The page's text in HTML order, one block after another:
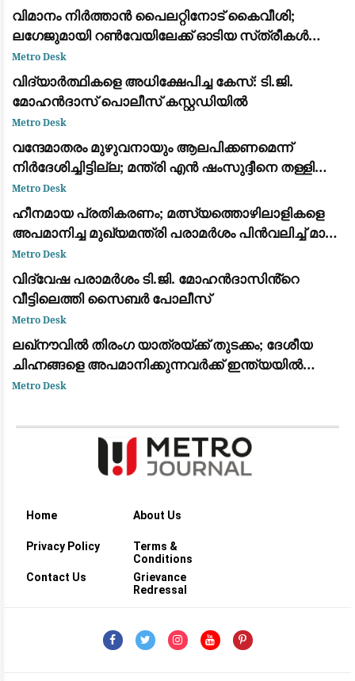
വിമാനം നിർത്താൻ പൈലറ്റിനോട് കൈവീശി;
ലഗേജുമായി റൺവേയിലേക്ക് ഓടിയ സ്‌ത്രീകൾ
പിടിയിൽ
Metro Desk
വിദ്യാർത്ഥികളെ അധിക്ഷേപിച്ച കേസ്: ടി.ജി.
മോഹൻദാസ് പൊലീസ് കസ്റ്റഡിയിൽ
Metro Desk
വന്ദേമാതരം മുഴുവനായും ആലപിക്കണമെന്ന്
നിര്‍ദേശിച്ചിട്ടില്ല; മന്ത്രി എന്‍ ഷംസുദ്ദീനെ തള്ളി
ലോക് ഭവന്‍
Metro Desk
ഹീനമായ പ്രതികരണം; മത്സ്യത്തൊഴിലാളികളെ
അപമാനിച്ച മുഖ്യമന്ത്രി പരാമർശം പിൻവലിച്ച് മാപ്പ്
പറയണം: വി. മുരളീധരൻ
Metro Desk
വിദ്വേഷ പരാമർശം ടി.ജി. മോഹൻദാസിൻ്റെ
വീട്ടിലെത്തി സൈബർ പോലീസ്
Metro Desk
ലഖ്‌നൗവിൽ തിരംഗ യാത്രയ്ക്ക് തുടക്കം; ദേശീയ
ചിഹ്നങ്ങളെ അപമാനിക്കുന്നവർക്ക് ഇന്ത്യയിൽ
ജീവിക്കാൻ അർഹതയില്ലെന്ന് യോഗി ആദിത്യനാഥ്
Metro Desk
Home About Us
Privacy Policy
Terms &
Conditions
Contact Us
Grievance
Redressal